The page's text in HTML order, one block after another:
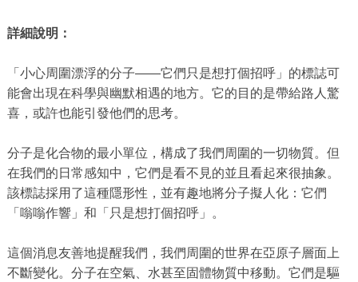
詳細說明：
「小心周圍漂浮的分子——它們只是想打個招呼」的標誌可
能會出現在科學與幽默相遇的地方。它的目的是帶給路人驚
喜，或許也能引發他們的思考。
分子是化合物的最小單位，構成了我們周圍的一切物質。但
在我們的日常感知中，它們是看不見的並且看起來很抽象。
該標誌採用了這種隱形性，並有趣地將分子擬人化：它們
「嗡嗡作響」和「只是想打個招呼」。
這個消息友善地提醒我們，我們周圍的世界在亞原子層面上
不斷變化。分子在空氣、水甚至固體物質中移動。它們是驅